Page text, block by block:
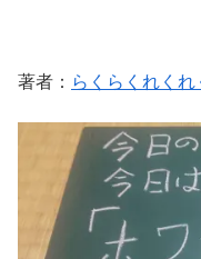
著者： らくらくれくれ